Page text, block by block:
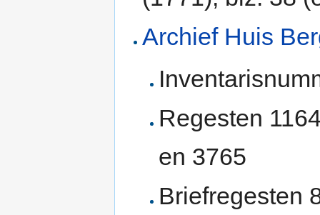
Archief Huis
Regesten
en 3765
Briefregesten